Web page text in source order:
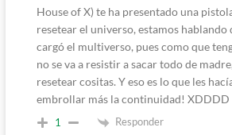
House of X) te ha presentado una
resetear el universo, estamos hablando
cargó el multiverso, pues como que
no se va a resistir a sacar todo de
resetear cositas. Y eso es lo que les
embrollar más la continuidad! XDDDD
1 Responder